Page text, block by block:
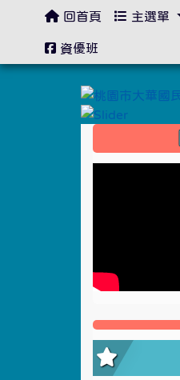
:::
回首頁 主選單
資優班